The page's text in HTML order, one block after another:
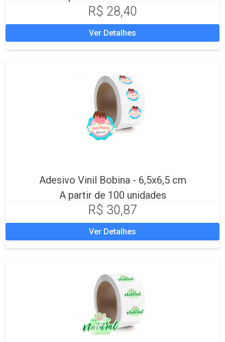
R$ 28,40
Ver Detalhes
Adesivo Vinil Bobina - 6,5x6,5 cm
A partir de 100 unidades
R$ 30,87
Ver Detalhes